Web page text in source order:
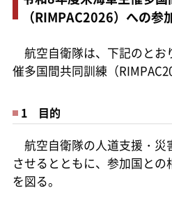
（RIMPAC2026）への参
航空自衛隊は、下記のとお
催多国間共同訓練（
1 目的
航空自衛隊の人道支援・災
させるとともに、参加国と
を図る。